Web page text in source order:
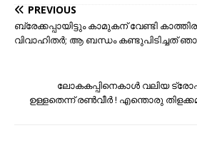
PREVIOUS
ബ്രേക്കപ്പായിട്ടും കാമുകന് വേണ്ടി
വിവാഹിതര്‍; ആ ബന്ധം കണ്ടുപിടിച്ചത്
ലോകകപ്പിനെകാൾ വലിയ
ഉള്ളതെന്ന് രൺവീർ ! എന്തൊരു